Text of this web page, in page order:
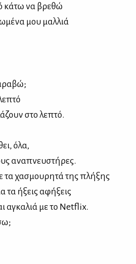
κάτω να βρεθώ
μου μαλλιά
στο λεπτό.
όλα,
αναπνευστήρες.
χασμουρητά της πλήξης
τα ήξεις αφήξεις
αγκαλιά με το Netflix.